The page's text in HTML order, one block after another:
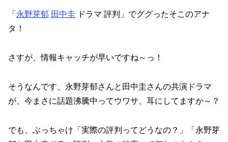
「 永野芽郁 田中圭 ドラマ 評判」でググったそこのアナ
タ！
さすが、情報キャッチが早いですね～っ！
そうなんです、永野芽郁さんと田中圭さんの共演ドラマ
が、今まさに話題沸騰中ってウワサ、耳にしてますか～？
でも、ぶっちゃけ「実際の評判ってどうなの？」「永野芽